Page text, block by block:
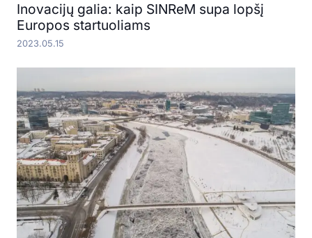
Inovacijų galia: kaip SINReM supa lopšį
Europos startuoliams
2023.05.15